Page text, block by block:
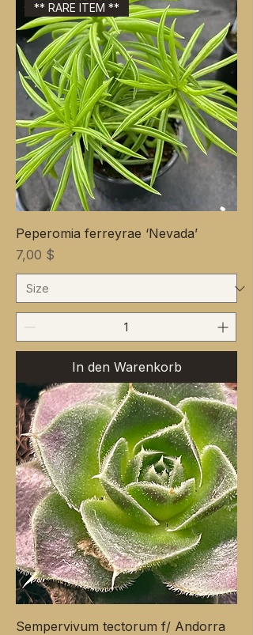
** RARE ITEM **
Peperomia ferreyrae ‘Nevada’
Preis
7,00 $
In den Warenkorb
Sempervivum tectorum f/ Andorra